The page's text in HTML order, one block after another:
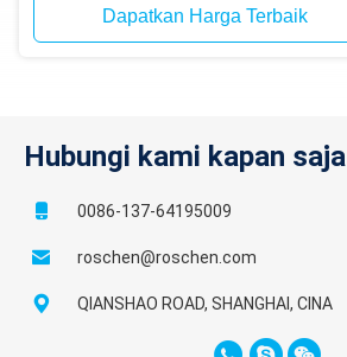
ke dalam lubang
Dapatkan Harga Terbaik
Hubungi kami kapan saja
0086-137-64195009
roschen@roschen.com
QIANSHAO ROAD, SHANGHAI, CINA